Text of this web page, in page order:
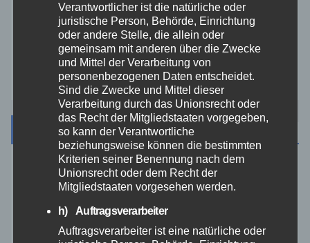
Westerwald
August 2026
Juli 2026
Verantwortlicher ist die natürliche oder
juristische Person, Behörde, Einrichtung
oder andere Stelle, die allein oder
gemeinsam mit anderen über die Zwecke
und Mittel der Verarbeitung von
personenbezogenen Daten entscheidet.
Sind die Zwecke und Mittel dieser
Verarbeitung durch das Unionsrecht oder
das Recht der Mitgliedstaaten vorgegeben,
so kann der Verantwortliche
beziehungsweise können die bestimmten
Kriterien seiner Benennung nach dem
Unionsrecht oder dem Recht der
Mitgliedstaaten vorgesehen werden.
h) Auftragsverarbeiter
Auftragsverarbeiter ist eine natürliche oder